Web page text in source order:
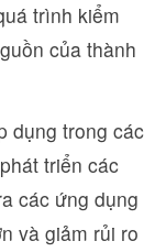
trình kiểm
của thành
dụng trong các
triển các
các ứng dụng
và giảm rủi ro